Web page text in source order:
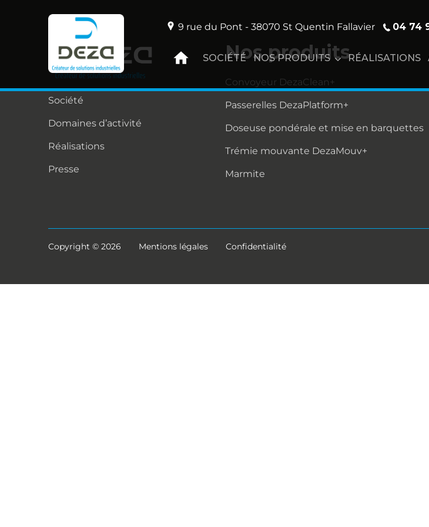
9 rue du Pont - 38070 St Quentin Fallavier 04 74
SOCIÉTÉ NOS PRODUITS RÉALISATIONS
Société
Domaines d’activité
Réalisations
Presse
Nos produits
Convoyeur DezaClean+
Passerelles DezaPlatform+
Doseuse pondérale et mise en barquettes
Trémie mouvante DezaMouv+
Marmite
Copyright © 2026 Mentions légales
Confidentialité